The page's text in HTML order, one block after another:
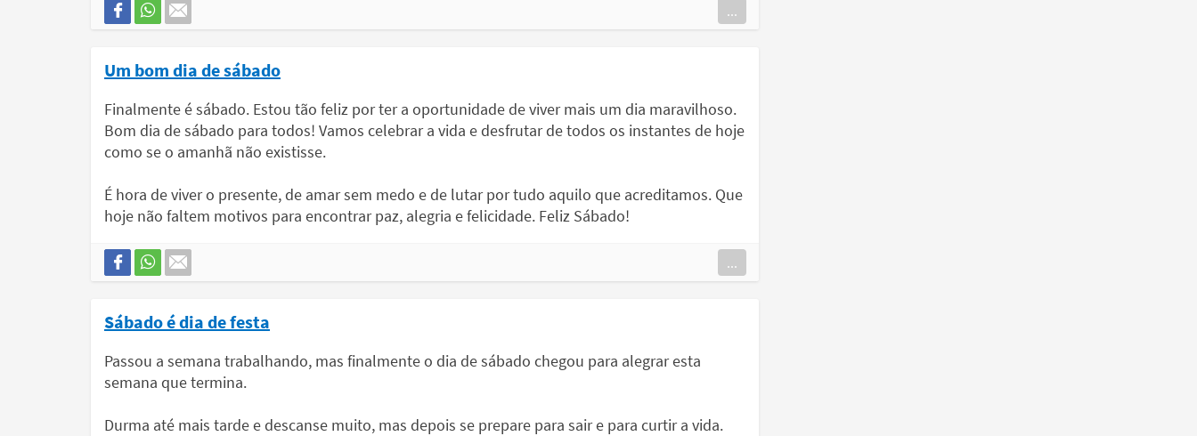
...
Um bom dia de sábado
Finalmente é sábado. Estou tão feliz por ter a oportunidade de viver mais um dia maravilhoso.
Bom dia de sábado para todos! Vamos celebrar a vida e desfrutar de todos os instantes de hoje
como se o amanhã não existisse.
É hora de viver o presente, de amar sem medo e de lutar por tudo aquilo que acreditamos. Que
hoje não faltem motivos para encontrar paz, alegria e felicidade. Feliz Sábado!
...
Sábado é dia de festa
Passou a semana trabalhando, mas finalmente o dia de sábado chegou para alegrar esta
semana que termina.
Durma até mais tarde e descanse muito, mas depois se prepare para sair e para curtir a vida.